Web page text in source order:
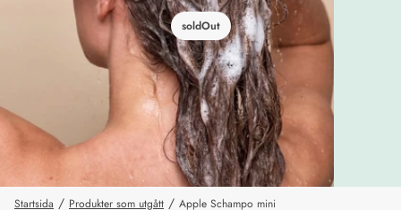
soldOut
Startsida / Produkter som utgått / Apple Schampo mini